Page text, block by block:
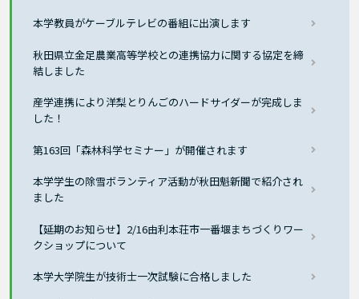
本学教員がケーブルテレビの番組に出演します
秋田県立金足農業高等学校との連携協力に関する協定を締
結しました
産学連携により洋梨とりんごのハードサイダーが完成しま
した！
第163回「森林科学セミナー」が開催されます
本学学生の除雪ボランティア活動が秋田魁新聞で紹介され
ました
【延期のお知らせ】2/16由利本荘市一番堰まちづくりワー
クショップについて
本学大学院生が技術士一次試験に合格しました